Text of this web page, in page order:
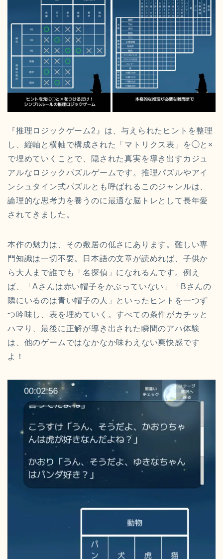
『推理ロジックゲーム2』は、与えられたヒントを整理
し、縦軸と横軸で構成された「マトリクス表」を◯と×
で埋めていくことで、隠された真実を導き出すカジュ
アルなロジックパズルゲームです。推理パズルやアイ
ンシュタイン式パズルとも呼ばれるこのジャンルは、
論理的な思考力を養うのに最適な脳トレとして長年愛
されてきました。
本作の魅力は、その敷居の低さにあります。難しい専
門知識は一切不要。日本語の文章が読めれば、子供か
ら大人まで誰でも「名探偵」になれるんです。例え
ば、「Aさんは赤い帽子をかぶっていない」「Bさんの
隣にいるのは青い帽子の人」といったヒントを一つず
つ吟味し、表を埋めていく。すべての条件がカチッと
ハマり、最後に正解が導き出された瞬間のアハ体験
は、他のゲームではなかなか味わえない爽快感です
よ！